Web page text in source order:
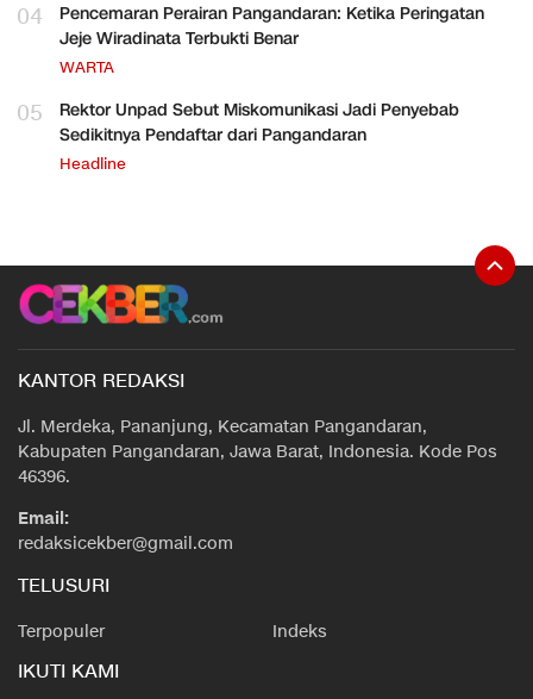
04
Pencemaran Perairan Pangandaran: Ketika Peringatan
Jeje Wiradinata Terbukti Benar
WARTA
05
Rektor Unpad Sebut Miskomunikasi Jadi Penyebab
Sedikitnya Pendaftar dari Pangandaran
Headline
KANTOR REDAKSI
Jl. Merdeka, Pananjung, Kecamatan Pangandaran,
Kabupaten Pangandaran, Jawa Barat, Indonesia. Kode Pos
46396.
Email:
redaksicekber@gmail.com
TELUSURI
Terpopuler Indeks
IKUTI KAMI